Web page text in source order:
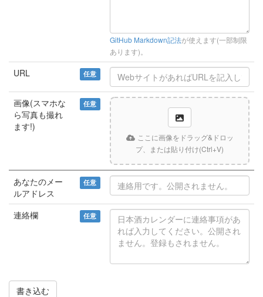
GitHub Markdown記法が使えます(一部制限
あります)。
URL 任意
画像(スマホな
ら写真も撮れ
ます!)
任意
ここに画像をドラッグ&ドロッ
プ、または貼り付け(Ctrl+V)
あなたのメー
ルアドレス
任意
連絡欄 任意
書き込む